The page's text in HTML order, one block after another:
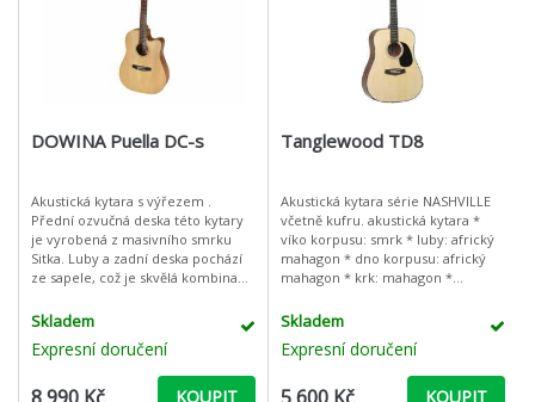
DOWINA Puella DC-s
Akustická kytara s výřezem .
Přední ozvučná deska této kytary
je vyrobená z masivního smrku
Sitka. Luby a zadní deska pochází
ze sapele, což je skvělá kombinace
Krk je vyrobený ze dřeva
Skladem
Expresní doručení
KOUPIT
Tanglewood TD8
Akustická kytara série NASHVILLE
včetně kufru. akustická kytara *
víko korpusu: smrk * luby: africký
mahagon * dno korpusu: africký
mahagon * krk: mahagon *
palisandr * barva: přírodní (lesk
Skladem
Expresní doručení
KOUPIT